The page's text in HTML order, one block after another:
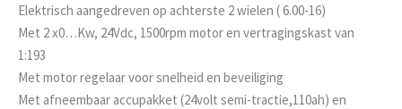
Elektrisch aangedreven op achterste 2 wielen ( 6.00-16)
Met 2 x0…Kw, 24Vdc, 1500rpm motor en vertragingskast van
1:193
Met motor regelaar voor snelheid en beveiliging
Met afneembaar accupakket (24volt semi-tractie,110ah) en